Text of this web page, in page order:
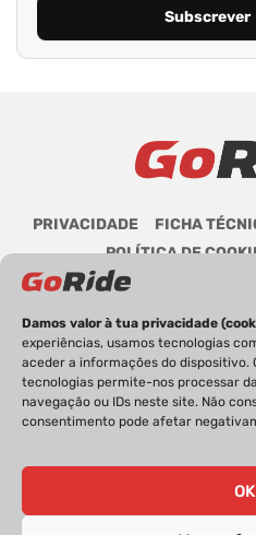
Damos valor à tua privacidade
experiências, usamos tecnologias
aceder a informações do dispositivo.
tecnologias permite-nos processar
navegação ou IDs neste site. Não
consentimento pode afetar
OK
PRIVACIDADE FICHA
POLÍTICA DE
GoRide 2026 | Todos